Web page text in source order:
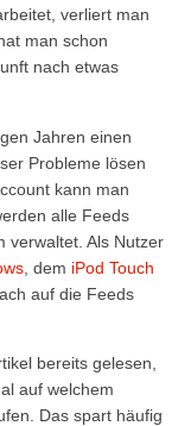
verliert man
man schon
nach etwas
Jahren einen
Probleme lösen
kann man
alle Feeds
verwaltet. Als Nutzer
, dem iPod Touch
auf die Feeds
bereits gelesen,
auf welchem
Das spart häufig